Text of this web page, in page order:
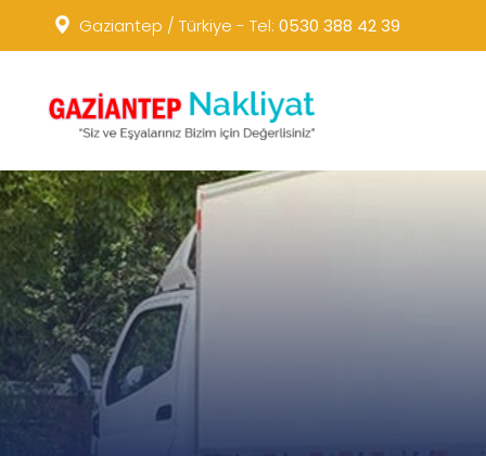
Gaziantep / Türkiye - Tel: 0530 388 42 39